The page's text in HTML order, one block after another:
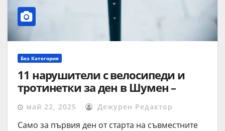
Без Категория
11 нарушители с велосипеди и
тротинетки за ден в Шумен –
започнаха съвместни проверки на
Общината и МВР
май 22, 2025 Дежурен Редактор
Само за първия ден от старта на съвместните